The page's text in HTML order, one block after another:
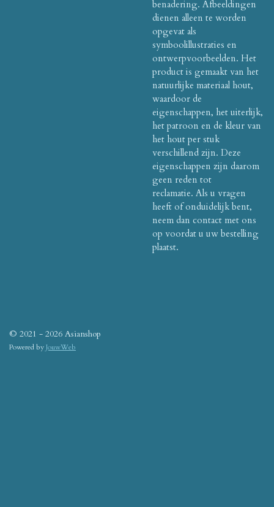
benadering. Afbeeldingen
dienen alleen te worden
opgevat als
symboolillustraties en
ontwerpvoorbeelden. Het
product is gemaakt van het
natuurlijke materiaal hout,
waardoor de
eigenschappen, het uiterlijk,
het patroon en de kleur van
het hout per stuk
verschillend zijn. Deze
eigenschappen zijn daarom
geen reden tot
reclamatie. Als u vragen
heeft of onduidelijk bent,
neem dan contact met ons
op voordat u uw bestelling
plaatst.
© 2021 - 2026 Asianshop
Powered byJouwWeb